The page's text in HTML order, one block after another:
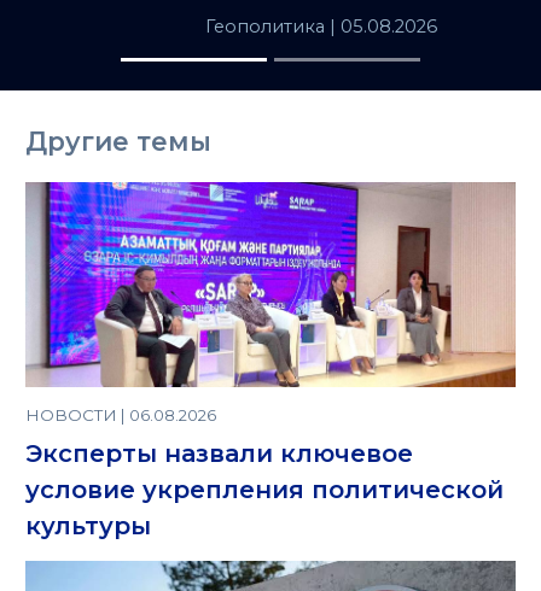
Геополитика | 05.08.2026
Другие темы
НОВОСТИ | 06.08.2026
Эксперты назвали ключевое
условие укрепления политической
культуры